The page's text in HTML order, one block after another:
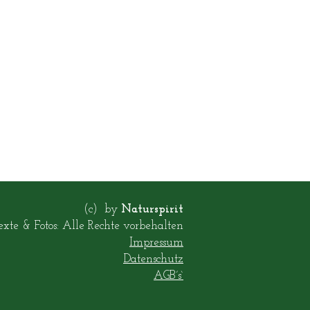
(c) by Naturspirit
& Fotos: Alle Rechte vorbehalten
Impressum
Datenschutz
AGB´s`